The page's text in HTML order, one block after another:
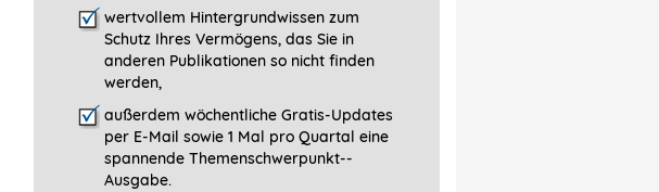
wertvollem Hintergrundwissen zum
Schutz Ihres Vermögens, das Sie in
anderen Publikationen so nicht finden
werden,
außerdem wöchentliche Gratis-Updates
per E-Mail sowie 1 Mal pro Quartal eine
spannende Themenschwerpunkt-­
Ausgabe.